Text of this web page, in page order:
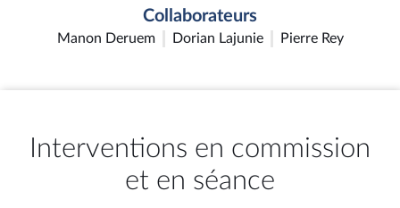
Collaborateurs
Manon Deruem Dorian Lajunie Pierre Rey
Interventions en commission
et en séance